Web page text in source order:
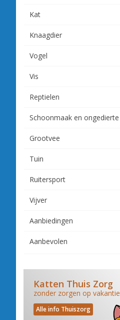
Kat
Knaagdier
Vogel
Vis
Reptielen
Schoonmaak en ongedierte
Grootvee
Tuin
Ruitersport
Vijver
Aanbiedingen
Aanbevolen
Katten Thuis Zorg
zonder zorgen op vakantie
Alle info Thuiszorg